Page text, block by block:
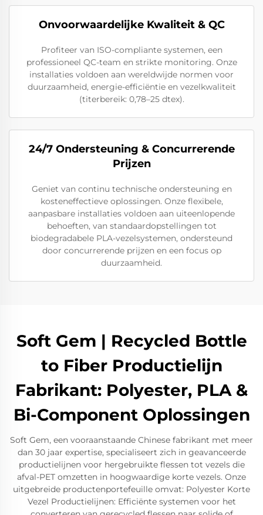
Onvoorwaardelijke Kwaliteit & QC
Profiteer van ISO-compliante systemen, een
professioneel QC-team en strikte monitoring. Onze
installaties voldoen aan wereldwijde normen voor
duurzaamheid, energie-efficiëntie en vezelkwaliteit
(titerbereik: 0,78–25 dtex).
24/7 Ondersteuning & Concurrerende
Prijzen
Geniet van continu technische ondersteuning en
kosteneffectieve oplossingen. Onze flexibele,
aanpasbare installaties voldoen aan uiteenlopende
behoeften, van standaardopstellingen tot
biodegradabele PLA-vezelsystemen, ondersteund
door concurrerende prijzen en een focus op
duurzaamheid.
Soft Gem | Recycled Bottle
to Fiber Productielijn
Fabrikant: Polyester, PLA &
Bi-Component Oplossingen
Soft Gem, een vooraanstaande Chinese fabrikant met meer
dan 30 jaar expertise, specialiseert zich in geavanceerde
productielijnen voor hergebruikte flessen tot vezels die
afval-PET omzetten in hoogwaardige korte vezels. Onze
uitgebreide productenportefeuille omvat: Polyester Korte
Vezel Productielijnen: Efficiënte systemen voor het